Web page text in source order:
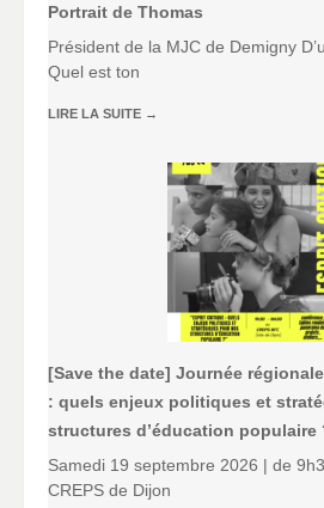
Portrait de Thomas
Président de la MJC de Demigny
Quel est ton
LIRE LA SUITE →
[Save the date] Journée
: quels enjeux politiques et
structures d’éducation populaire
Samedi 19 septembre 2026 | de
CREPS de Dijon